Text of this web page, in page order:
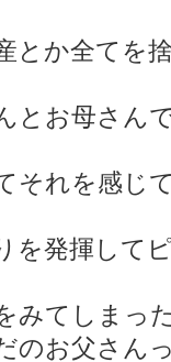
とか全てを
お母さん
それを感じ
発揮して
みてしまっ
のお父さん